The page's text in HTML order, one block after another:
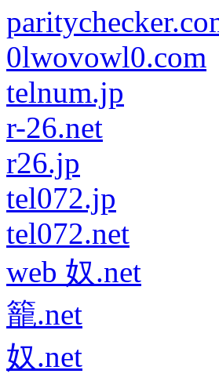
0lwovowl0.com
telnum.jp
r-26.net
r26.jp
tel072.jp
tel072.net
web 奴.net
籠.net
奴.net